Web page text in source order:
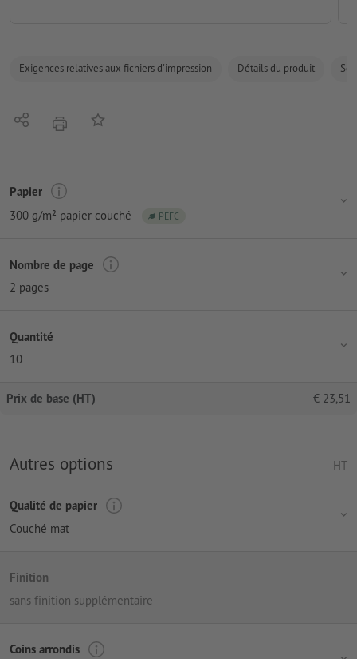
Exigences relatives aux fichiers d'impression Détails du produit
PartagerimprimerAjouter à liste d'article
Papier
300 g/m² papier couché
PEFC
Nombre de page
2 pages
Quantité
10
Prix de base (HT) € 23,51
Autres options HT
Qualité de papier
Couché mat
Finition
sans finition supplémentaire
Coins arrondis